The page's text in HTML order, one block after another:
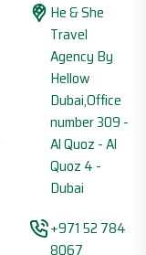
He & She
Travel
Agency By
Hellow
Dubai,Office
number 309 -
Al Quoz - Al
Quoz 4 -
Dubai
+971 52 784
8067